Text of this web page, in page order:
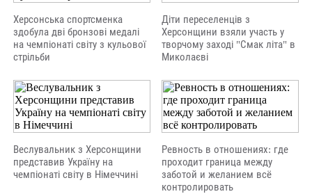
Херсонська спортсменка
здобула дві бронзові медалі
на чемпіонаті світу з кульової
стрільби
Діти переселенців з
Херсонщини взяли участь у
творчому заході "Смак літа" в
Миколаєві
Веслувальник з Херсонщини
представив Україну на
чемпіонаті світу в Німеччині
Ревность в отношениях: где
проходит граница между
заботой и желанием всё
контролировать